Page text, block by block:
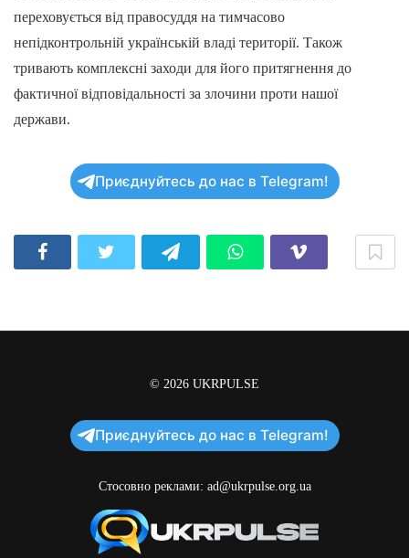
переховується від правосуддя на тимчасово
непідконтрольній українській владі території. Також
тривають комплексні заходи для його притягнення до
фактичної відповідальності за злочини проти нашої
держави.
Приєднуйтесь до нас в Telegram!
© 2026 UKRPULSE
Приєднуйтесь до нас в Telegram!
Стосовно реклами: ad@ukrpulse.org.ua